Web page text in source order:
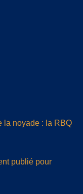
la noyade : la RBQ
publié pour